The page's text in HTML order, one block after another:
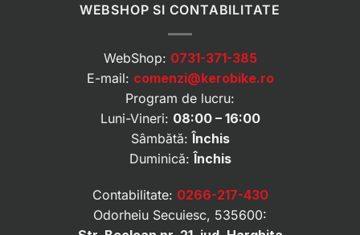
WEBSHOP SI CONTABILITATE
WebShop: 0731-371-385
E-mail: comenzi@kerobike.ro
Program de lucru:
Luni-Vineri: 08:00 – 16:00
Sâmbătă:Închis
Duminică:Închis
Contabilitate: 0266-217-430
Odorheiu Secuiesc, 535600: